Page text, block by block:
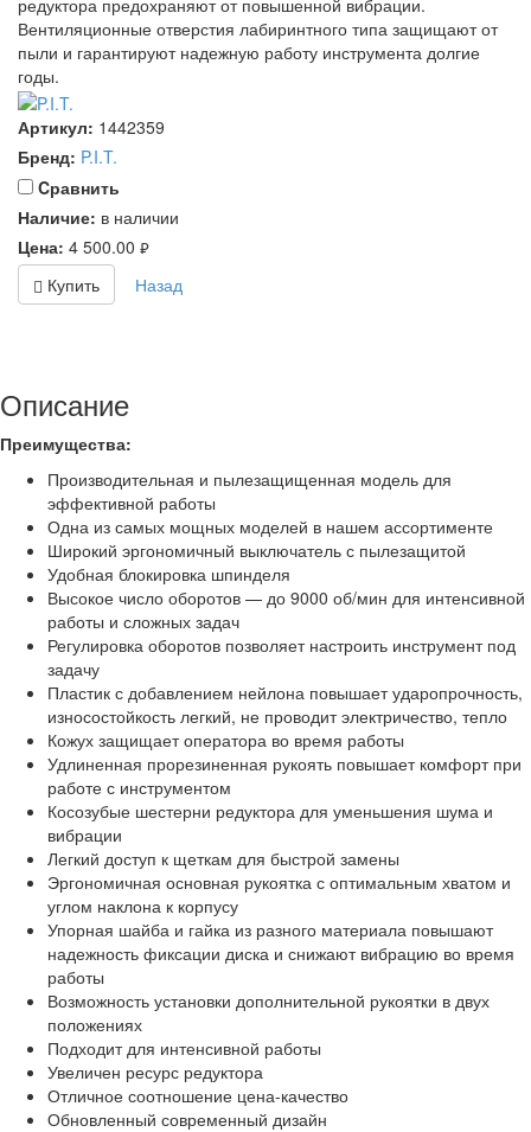
редуктора предохраняют от повышенной вибрации.
Вентиляционные отверстия лабиринтного типа защищают от
пыли и гарантируют надежную работу инструмента долгие
годы.
Артикул: 1442359
Бренд: P.I.T.
Cравнить
Наличие: в наличии
Цена: 4 500.00 руб.
Купить Назад
Описание
Преимущества:
Производительная и пылезащищенная модель для
эффективной работы
Одна из самых мощных моделей в нашем ассортименте
Широкий эргономичный выключатель с пылезащитой
Удобная блокировка шпинделя
Высокое число оборотов — до 9000 об/мин для интенсивной
работы и сложных задач
Регулировка оборотов позволяет настроить инструмент под
задачу
Пластик с добавлением нейлона повышает ударопрочность,
износостойкость легкий, не проводит электричество, тепло
Кожух защищает оператора во время работы
Удлиненная прорезиненная рукоять повышает комфорт при
работе с инструментом
Косозубые шестерни редуктора для уменьшения шума и
вибрации
Легкий доступ к щеткам для быстрой замены
Эргономичная основная рукоятка с оптимальным хватом и
углом наклона к корпусу
Упорная шайба и гайка из разного материала повышают
надежность фиксации диска и снижают вибрацию во время
работы
Возможность установки дополнительной рукоятки в двух
положениях
Подходит для интенсивной работы
Увеличен ресурс редуктора
Отличное соотношение цена-качество
Обновленный современный дизайн